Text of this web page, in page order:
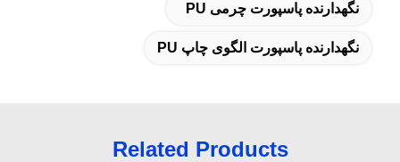
نگهدارنده پاسپورت چرمی PU
نگهدارنده پاسپورت الگوی چاپ PU
Related Products